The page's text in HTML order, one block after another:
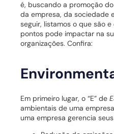
é, buscando a promoção
da empresa, da sociedade
seguir, listamos o que são
pontos pode impactar na
organizações. Confira:
Em primeiro lugar, o “E” de
ambientais de uma
uma empresa gerencia